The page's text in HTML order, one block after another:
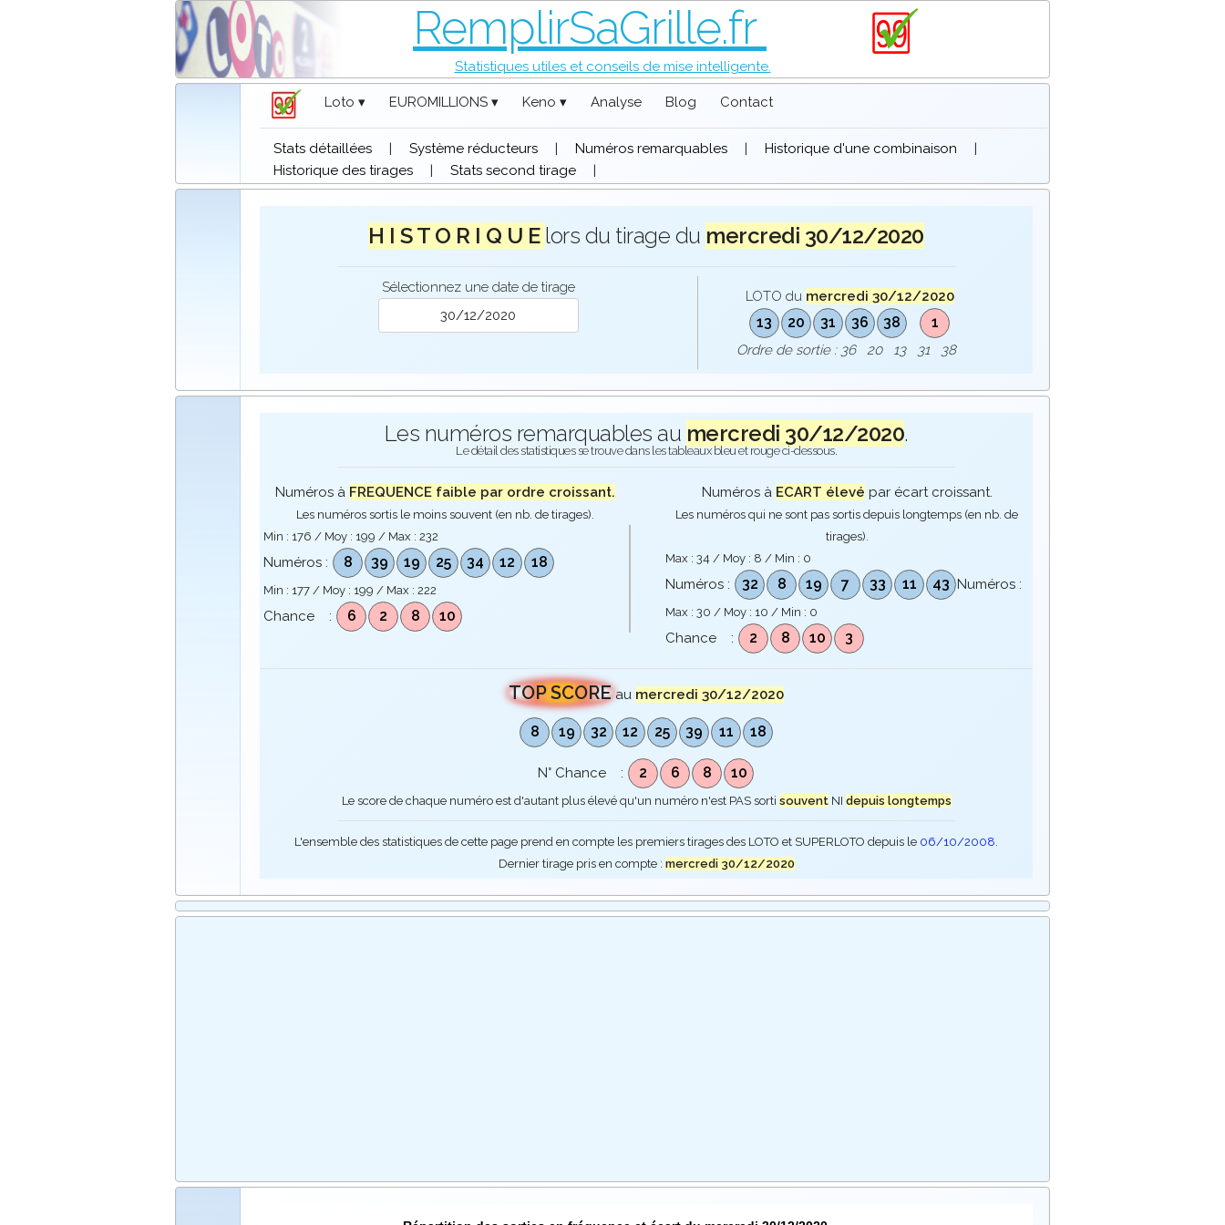
RemplirSaGrille.fr
Statistiques utiles et conseils de mise intelligente.
Loto ▾ EUROMILLIONS ▾ Keno ▾ Analyse Blog Contact
Stats détaillées | Système réducteurs | Numéros remarquables | Historique d'une combinaison
|
Historique des tirages
| Stats second tirage |
H I S T O R I Q U E lors du tirage du mercredi 30/12/2020
Sélectionnez une date de tirage
LOTO du mercredi 30/12/2020
13 20 31 36 38 1
Ordre de sortie : 36 20 13 31 38
Les numéros remarquables au mercredi 30/12/2020.
Le détail des statistiques se trouve dans les tableaux bleu et rouge ci-dessous.
Numéros à FREQUENCE faible par ordre croissant.
Les numéros sortis le moins souvent (en nb. de tirages).
Min : 176 / Moy : 199 / Max :232
Numéros : 8 39 19 25 34 12 18
Min : 177 / Moy : 199 / Max :222
Chance : 6 2 8 10
Numéros à ECART élevé par écart croissant.
Les numéros qui ne sont pas sortis depuis longtemps (en nb. de
tirages).
Max : 34 / Moy : 8 / Min : 0
Numéros : 32 8 19 7 33 11 43 Numéros :
Max : 30 / Moy : 10 / Min : 0
Chance : 2 8 10 3
TOP SCORE au mercredi 30/12/2020
8 19 32 12 25 39 11 18
N° Chance : 2 6 8 10
Le score de chaque numéro est d'autant plus élevé qu'un numéro n'est PAS sorti souventNI depuis longtemps
L'ensemble des statistiques de cette page prend en compte les premiers tirages des LOTO et SUPERLOTO depuis le 06/10/2008.
Dernier tirage pris en compte : mercredi 30/12/2020